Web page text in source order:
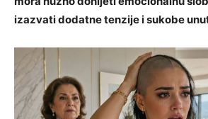
izazvati dodatne tenzije i sukobe